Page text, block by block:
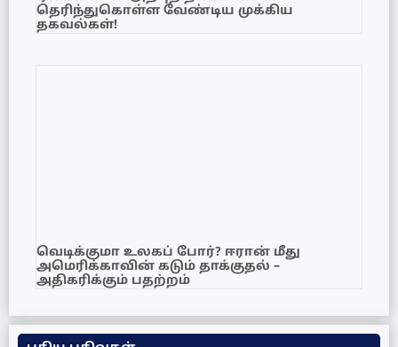
தெரிந்துகொள்ள வேண்டிய முக்கிய
தகவல்கள்!
வெடிக்குமா உலகப் போர்? ஈரான் மீது
அமெரிக்காவின் கடும் தாக்குதல் –
அதிகரிக்கும் பதற்றம்